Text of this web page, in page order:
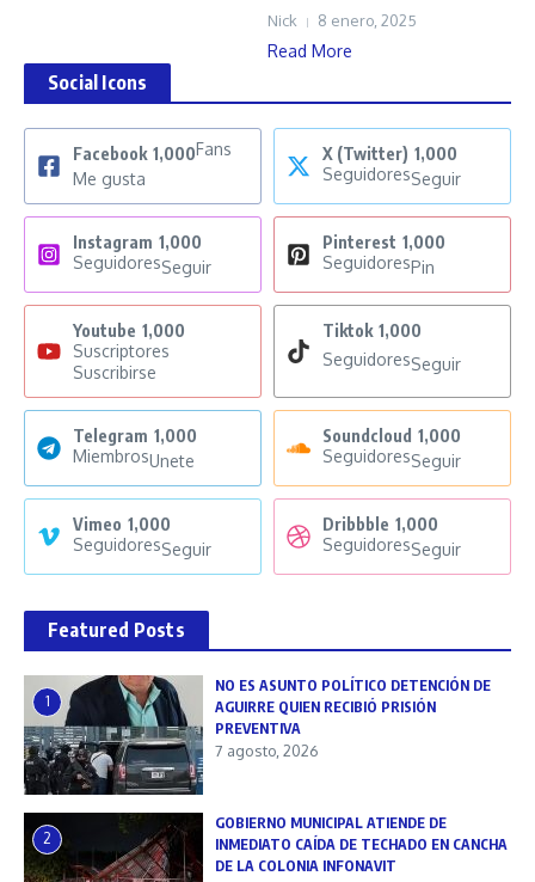
Nick 8 enero, 2025
Read More
Social Icons
Facebook 1,000Fans
Me gusta
X (Twitter) 1,000
SeguidoresSeguir
Instagram 1,000
SeguidoresSeguir
Pinterest 1,000
SeguidoresPin
Youtube 1,000
Suscriptores
Suscribirse
Tiktok 1,000
SeguidoresSeguir
Telegram 1,000
MiembrosUnete
Soundcloud 1,000
SeguidoresSeguir
Vimeo 1,000
SeguidoresSeguir
Dribbble 1,000
SeguidoresSeguir
Featured Posts
1
NO ES ASUNTO POLÍTICO DETENCIÓN DE
AGUIRRE QUIEN RECIBIÓ PRISIÓN
PREVENTIVA
7 agosto, 2026
2
GOBIERNO MUNICIPAL ATIENDE DE
INMEDIATO CAÍDA DE TECHADO EN CANCHA
DE LA COLONIA INFONAVIT